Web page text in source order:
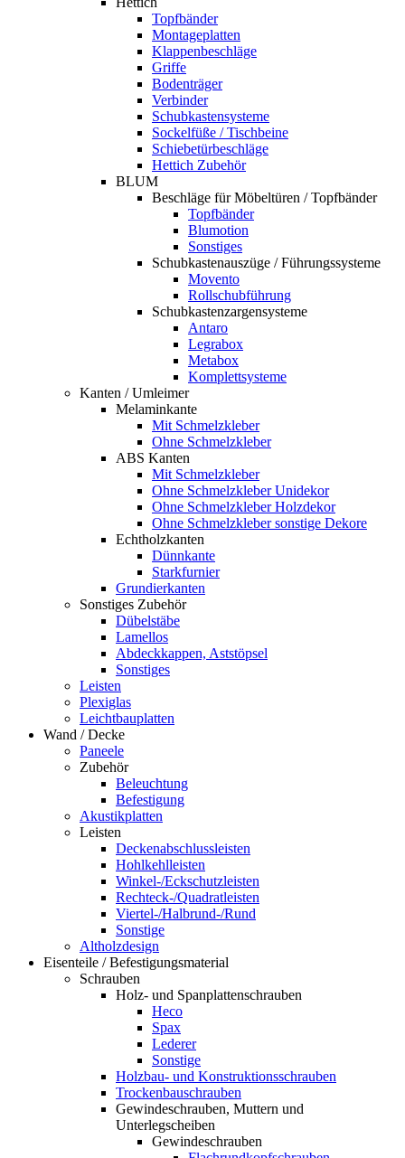
Topfbänder
Montageplatten
Klappenbeschläge
Griffe
Bodenträger
Verbinder
Schubkastensysteme
Sockelfüße / Tischbeine
Schiebetürbeschläge
Hettich Zubehör
BLUM
Beschläge für Möbeltüren / Topfbänder
Topfbänder
Blumotion
Sonstiges
Schubkastenauszüge / Führungssysteme
Movento
Rollschubführung
Schubkastenzargensysteme
Antaro
Legrabox
Metabox
Komplettsysteme
Kanten / Umleimer
Melaminkante
Mit Schmelzkleber
Ohne Schmelzkleber
ABS Kanten
Mit Schmelzkleber
Ohne Schmelzkleber Unidekor
Ohne Schmelzkleber Holzdekor
Ohne Schmelzkleber sonstige Dekore
Echtholzkanten
Dünnkante
Starkfurnier
Grundierkanten
Sonstiges Zubehör
Dübelstäbe
Lamellos
Abdeckkappen, Aststöpsel
Sonstiges
Leisten
Plexiglas
Leichtbauplatten
Wand / Decke
Paneele
Zubehör
Beleuchtung
Befestigung
Akustikplatten
Leisten
Deckenabschlussleisten
Hohlkehlleisten
Winkel-/Eckschutzleisten
Rechteck-/Quadratleisten
Viertel-/Halbrund-/Rund
Sonstige
Altholzdesign
Eisenteile / Befestigungsmaterial
Schrauben
Holz- und Spanplattenschrauben
Heco
Spax
Lederer
Sonstige
Holzbau- und Konstruktionsschrauben
Trockenbauschrauben
Gewindeschrauben, Muttern und
Unterlegscheiben
Gewindeschrauben